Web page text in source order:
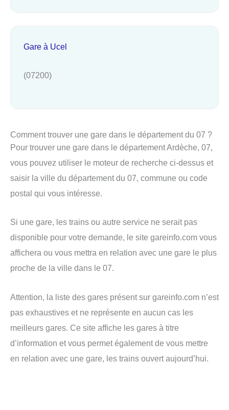
Gare à Ucel
(07200)
Comment trouver une gare dans le département du 07 ?
Pour trouver une gare dans le département Ardèche, 07,
vous pouvez utiliser le moteur de recherche ci-dessus et
saisir la ville du département du 07, commune ou code
postal qui vous intéresse.
Si une gare, les trains ou autre service ne serait pas
disponible pour votre demande, le site gareinfo.com vous
affichera ou vous mettra en relation avec une gare le plus
proche de la ville dans le 07.
Attention, la liste des gares présent sur gareinfo.com n’est
pas exhaustives et ne représente en aucun cas les
meilleurs gares. Ce site affiche les gares à titre
d’information et vous permet également de vous mettre
en relation avec une gare, les trains ouvert aujourd’hui.